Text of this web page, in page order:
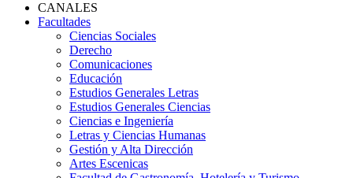
CANALES
Facultades
Ciencias Sociales
Derecho
Comunicaciones
Educación
Estudios Generales Letras
Estudios Generales Ciencias
Ciencias e Ingeniería
Letras y Ciencias Humanas
Gestión y Alta Dirección
Artes Escenicas